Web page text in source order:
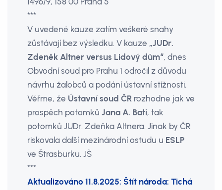
***
V uvedené kauze zatím veškeré snahy
zůstávají bez výsledku. V kauze „JUDr.
Zdeněk Altner versus Lidový dům“, dnes
Obvodní soud pro Prahu 1 odročil z důvodu
návrhu žalobců a podání ústavní stížnosti.
Věřme, že Ústavní soud ČR rozhodne jak ve
prospěch potomků Jana A. Bati, tak
potomků JUDr. Zdeňka Altnera. Jinak by ČR
riskovala další mezinárodní ostudu u ESLP
ve Štrasburku. JŠ
***
Aktualizováno 11.8.2025: Štít národa: Tichá